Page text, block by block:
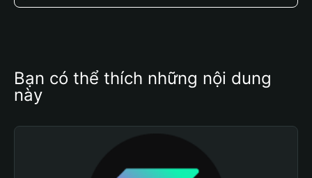
Bạn có thể thích những nội dung
này